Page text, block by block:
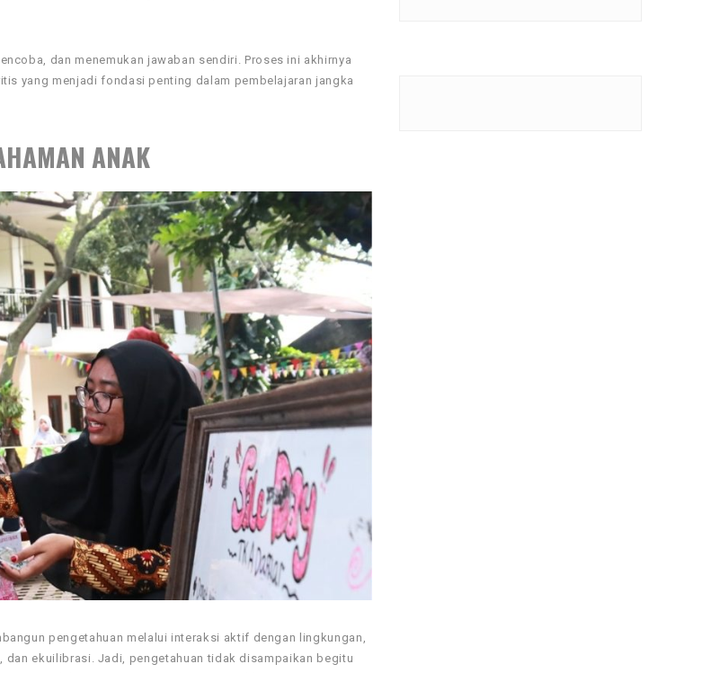
dan menemukan jawaban sendiri. Proses ini akhirnya
yang menjadi fondasi penting dalam pembelajaran jangka
ANAK
pengetahuan melalui interaksi aktif dengan lingkungan,
ekuilibrasi. Jadi, pengetahuan tidak disampaikan begitu